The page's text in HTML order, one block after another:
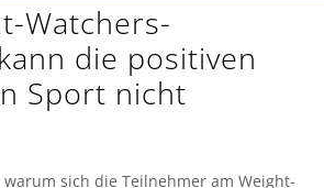
Watchers-
die positiven
Sport nicht
sich die Teilnehmer am Weight-